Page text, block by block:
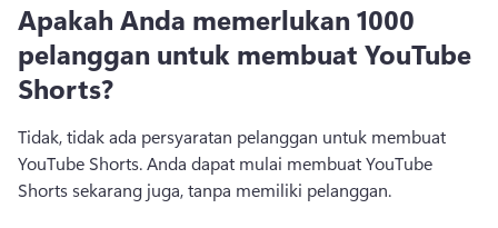
Apakah Anda memerlukan 1000
pelanggan untuk membuat YouTube
Shorts?
Tidak, tidak ada persyaratan pelanggan untuk membuat
YouTube Shorts. Anda dapat mulai membuat YouTube
Shorts sekarang juga, tanpa memiliki pelanggan.